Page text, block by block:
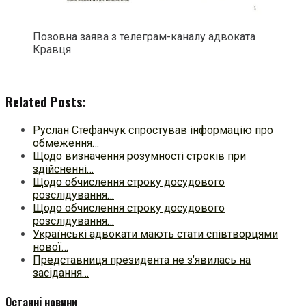
Позовна заява з телеграм-каналу адвоката
Кравця
Related Posts:
Руслан Стефанчук спростував інформацію про
обмеження…
Щодо визначення розумності строків при
здійсненні…
Щодо обчислення строку досудового
розслідування…
Щодо обчислення строку досудового
розслідування…
Українські адвокати мають стати співтворцями
нової…
Представниця президента не з’явилась на
засідання…
Останні новини